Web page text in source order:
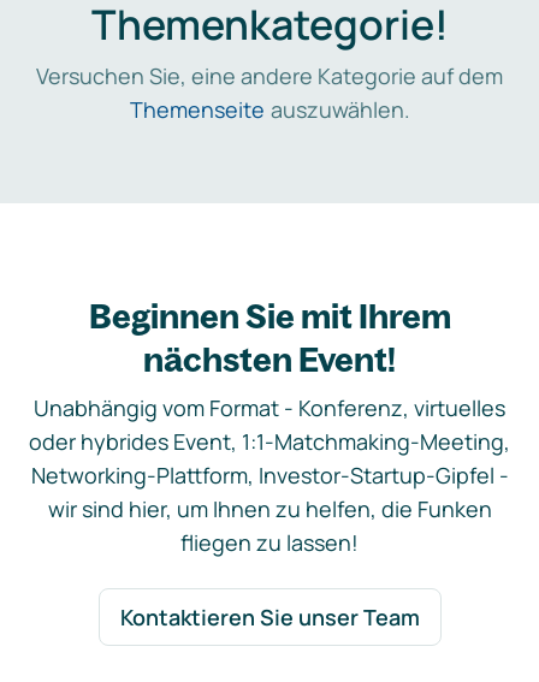
Themenkategorie!
Versuchen Sie, eine andere Kategorie auf dem
Themenseite auszuwählen.
Beginnen Sie mit Ihrem
nächsten Event!
Unabhängig vom Format - Konferenz, virtuelles
oder hybrides Event, 1:1-Matchmaking-Meeting,
Networking-Plattform, Investor-Startup-Gipfel -
wir sind hier, um Ihnen zu helfen, die Funken
fliegen zu lassen!
Kontaktieren Sie unser Team